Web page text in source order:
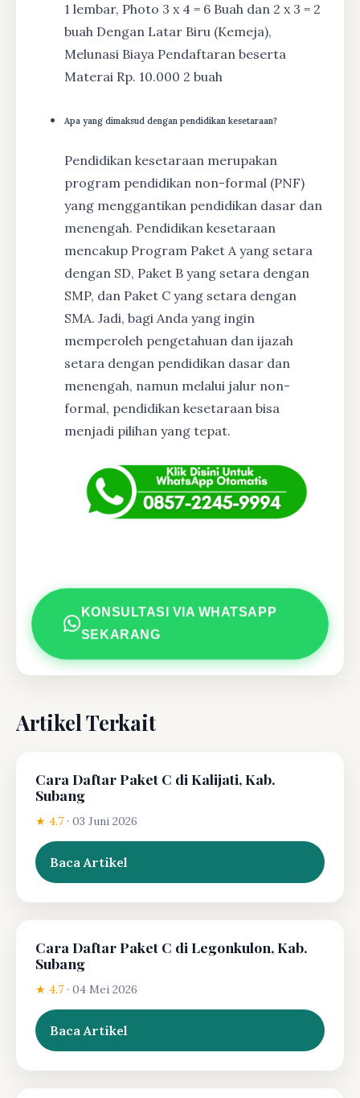
1 lembar, Photo 3 x 4 = 6 Buah dan 2 x 3 = 2
buah Dengan Latar Biru (Kemeja),
Melunasi Biaya Pendaftaran beserta
Materai Rp. 10.000 2 buah
Apa yang dimaksud dengan pendidikan kesetaraan?
Pendidikan kesetaraan merupakan
program pendidikan non-formal (PNF)
yang menggantikan pendidikan dasar dan
menengah. Pendidikan kesetaraan
mencakup Program Paket A yang setara
dengan SD, Paket B yang setara dengan
SMP, dan Paket C yang setara dengan
SMA. Jadi, bagi Anda yang ingin
memperoleh pengetahuan dan ijazah
setara dengan pendidikan dasar dan
menengah, namun melalui jalur non-
formal, pendidikan kesetaraan bisa
menjadi pilihan yang tepat.
KONSULTASI VIA WHATSAPP
SEKARANG
Artikel Terkait
Cara Daftar Paket C di Kalijati, Kab.
Subang
★ 4.7 · 03 Juni 2026
Baca Artikel
Cara Daftar Paket C di Legonkulon, Kab.
Subang
★ 4.7 · 04 Mei 2026
Baca Artikel